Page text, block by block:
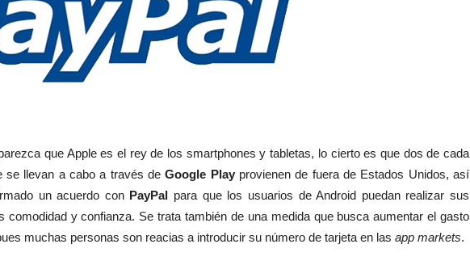
que Apple es el rey de los smartphones y tabletas, lo cierto es que dos de cada
se llevan a cabo a través deGoogle Playprovienen de fuera de Estados Unidos, así
un acuerdo con PayPal para que los usuarios de Android puedan realizar sus
comodidad y confianza. Se trata también de una medida que busca aumentar el gasto
muchas personas son reacias a introducir su número de tarjeta en las app markets.